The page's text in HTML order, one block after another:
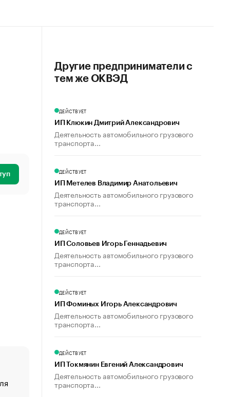
«От спорта тело стареет иначе». Как живет глава
создавшей GTA
Другие предприниматели с
тем же ОКВЭД
ДЕЙСТВУЕТ
ИП Клюкин Дмитрий Александрович
Деятельность автомобильного грузового
транспорта...
ДЕЙСТВУЕТ
ИП Метелев Владимир Анатольевич
Деятельность автомобильного грузового
транспорта...
ДЕЙСТВУЕТ
ИП Соловьев Игорь Геннадьевич
Деятельность автомобильного грузового
транспорта...
ДЕЙСТВУЕТ
ИП Фоминых Игорь Александрович
Деятельность автомобильного грузового
транспорта...
ДЕЙСТВУЕТ
ИП Токмянин Евгений Александрович
Деятельность автомобильного грузового
транспорта...